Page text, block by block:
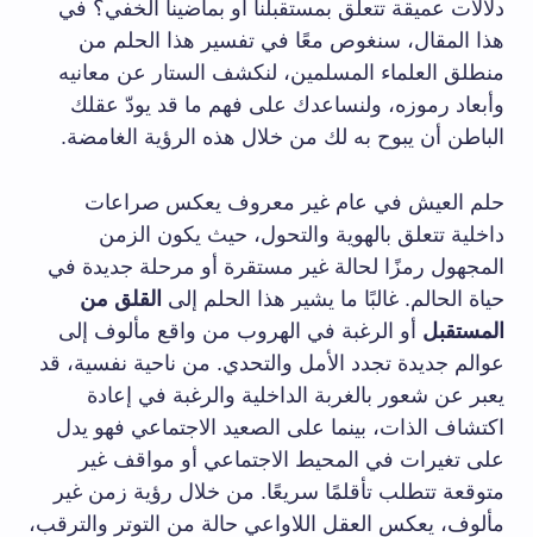
دلالات عميقة تتعلق بمستقبلنا أو بماضينا الخفي؟ في
هذا المقال، سنغوص معًا في تفسير هذا الحلم من
منطلق العلماء المسلمين، لنكشف الستار عن معانيه
وأبعاد رموزه، ولنساعدك على فهم ما قد يودّ عقلك
الباطن أن يبوح به لك من خلال هذه الرؤية الغامضة.
حلم العيش في عام غير معروف يعكس صراعات
داخلية تتعلق بالهوية والتحول، حيث يكون الزمن
المجهول رمزًا لحالة غير مستقرة أو مرحلة جديدة في
حياة الحالم. غالبًا ما يشير هذا الحلم إلى القلق من
المستقبل أو الرغبة في الهروب من واقع مألوف إلى
عوالم جديدة تجدد الأمل والتحدي. من ناحية نفسية، قد
يعبر عن شعور بالغربة الداخلية والرغبة في إعادة
اكتشاف الذات، بينما على الصعيد الاجتماعي فهو يدل
على تغيرات في المحيط الاجتماعي أو مواقف غير
متوقعة تتطلب تأقلمًا سريعًا. من خلال رؤية زمن غير
مألوف، يعكس العقل اللاواعي حالة من التوتر والترقب،